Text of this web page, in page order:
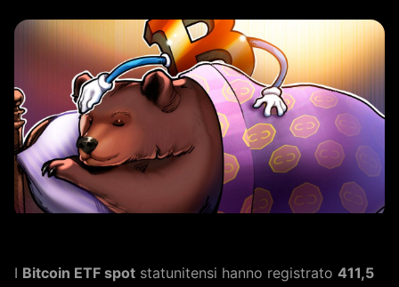
I Bitcoin ETF spot statunitensi hanno registrato 411,5